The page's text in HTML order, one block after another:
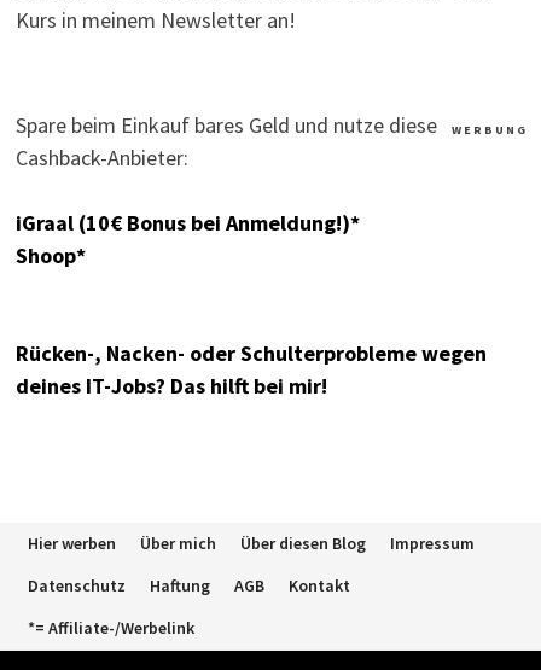
Kurs in meinem Newsletter an!
W E R B U N G
Spare beim Einkauf bares Geld und nutze diese
Cashback-Anbieter:
iGraal (10€ Bonus bei Anmeldung!)*
Shoop*
Rücken-, Nacken- oder Schulterprobleme wegen
deines IT-Jobs? Das hilft bei mir!
Hier werben Über mich Über diesen Blog
Impressum
Datenschutz
Haftung AGB
Kontakt
*= Affiliate-/Werbelink